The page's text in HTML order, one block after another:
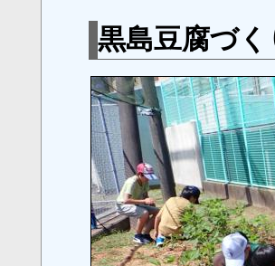
黒島豆腐づ